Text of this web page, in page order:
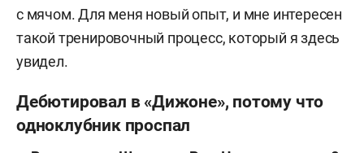
с мячом. Для меня новый опыт, и мне интересен
такой тренировочный процесс, который я здесь
увидел.
Дебютировал в «Дижоне», потому что
одноклубник проспал